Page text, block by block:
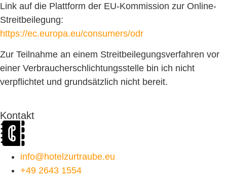
Link auf die Plattform der EU-Kommission zur Online-
Streitbeilegung:
https://ec.europa.eu/consumers/odr
Zur Teilnahme an einem Streitbeilegungsverfahren vor
einer Verbraucherschlichtungsstelle bin ich nicht
verpflichtet und grundsätzlich nicht bereit.
Kontakt
info@hotelzurtraube.eu
+49 2643 1554